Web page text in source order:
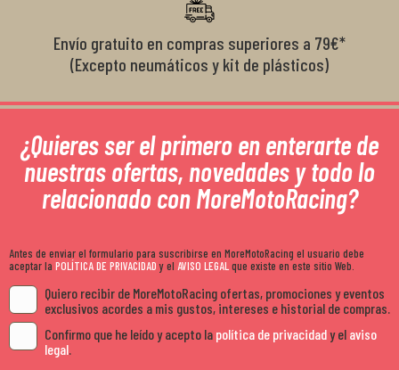
Envío gratuito en compras superiores a 79€*
(Excepto neumáticos y kit de plásticos)
¿Quieres ser el primero en enterarte de
nuestras ofertas, novedades y todo lo
relacionado con MoreMotoRacing?
Antes de enviar el formulario para suscribirse en MoreMotoRacing el usuario debe
aceptar la POLÍTICA DE PRIVACIDADy el AVISO LEGALque existe en este sitio Web.
Quiero recibir de MoreMotoRacing ofertas, promociones y eventos
exclusivos acordes a mis gustos, intereses e historial de compras.
Confirmo que he leído y acepto la política de privacidady el aviso
legal.